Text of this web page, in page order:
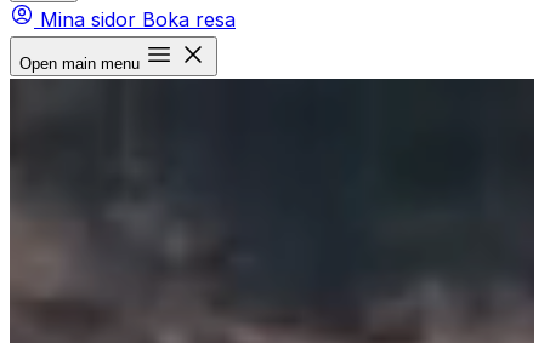
Mina sidor Boka resa
Open main menu